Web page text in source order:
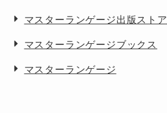
マスターランゲージ出版ストア
マスターランゲージブックス
マスターランゲージ